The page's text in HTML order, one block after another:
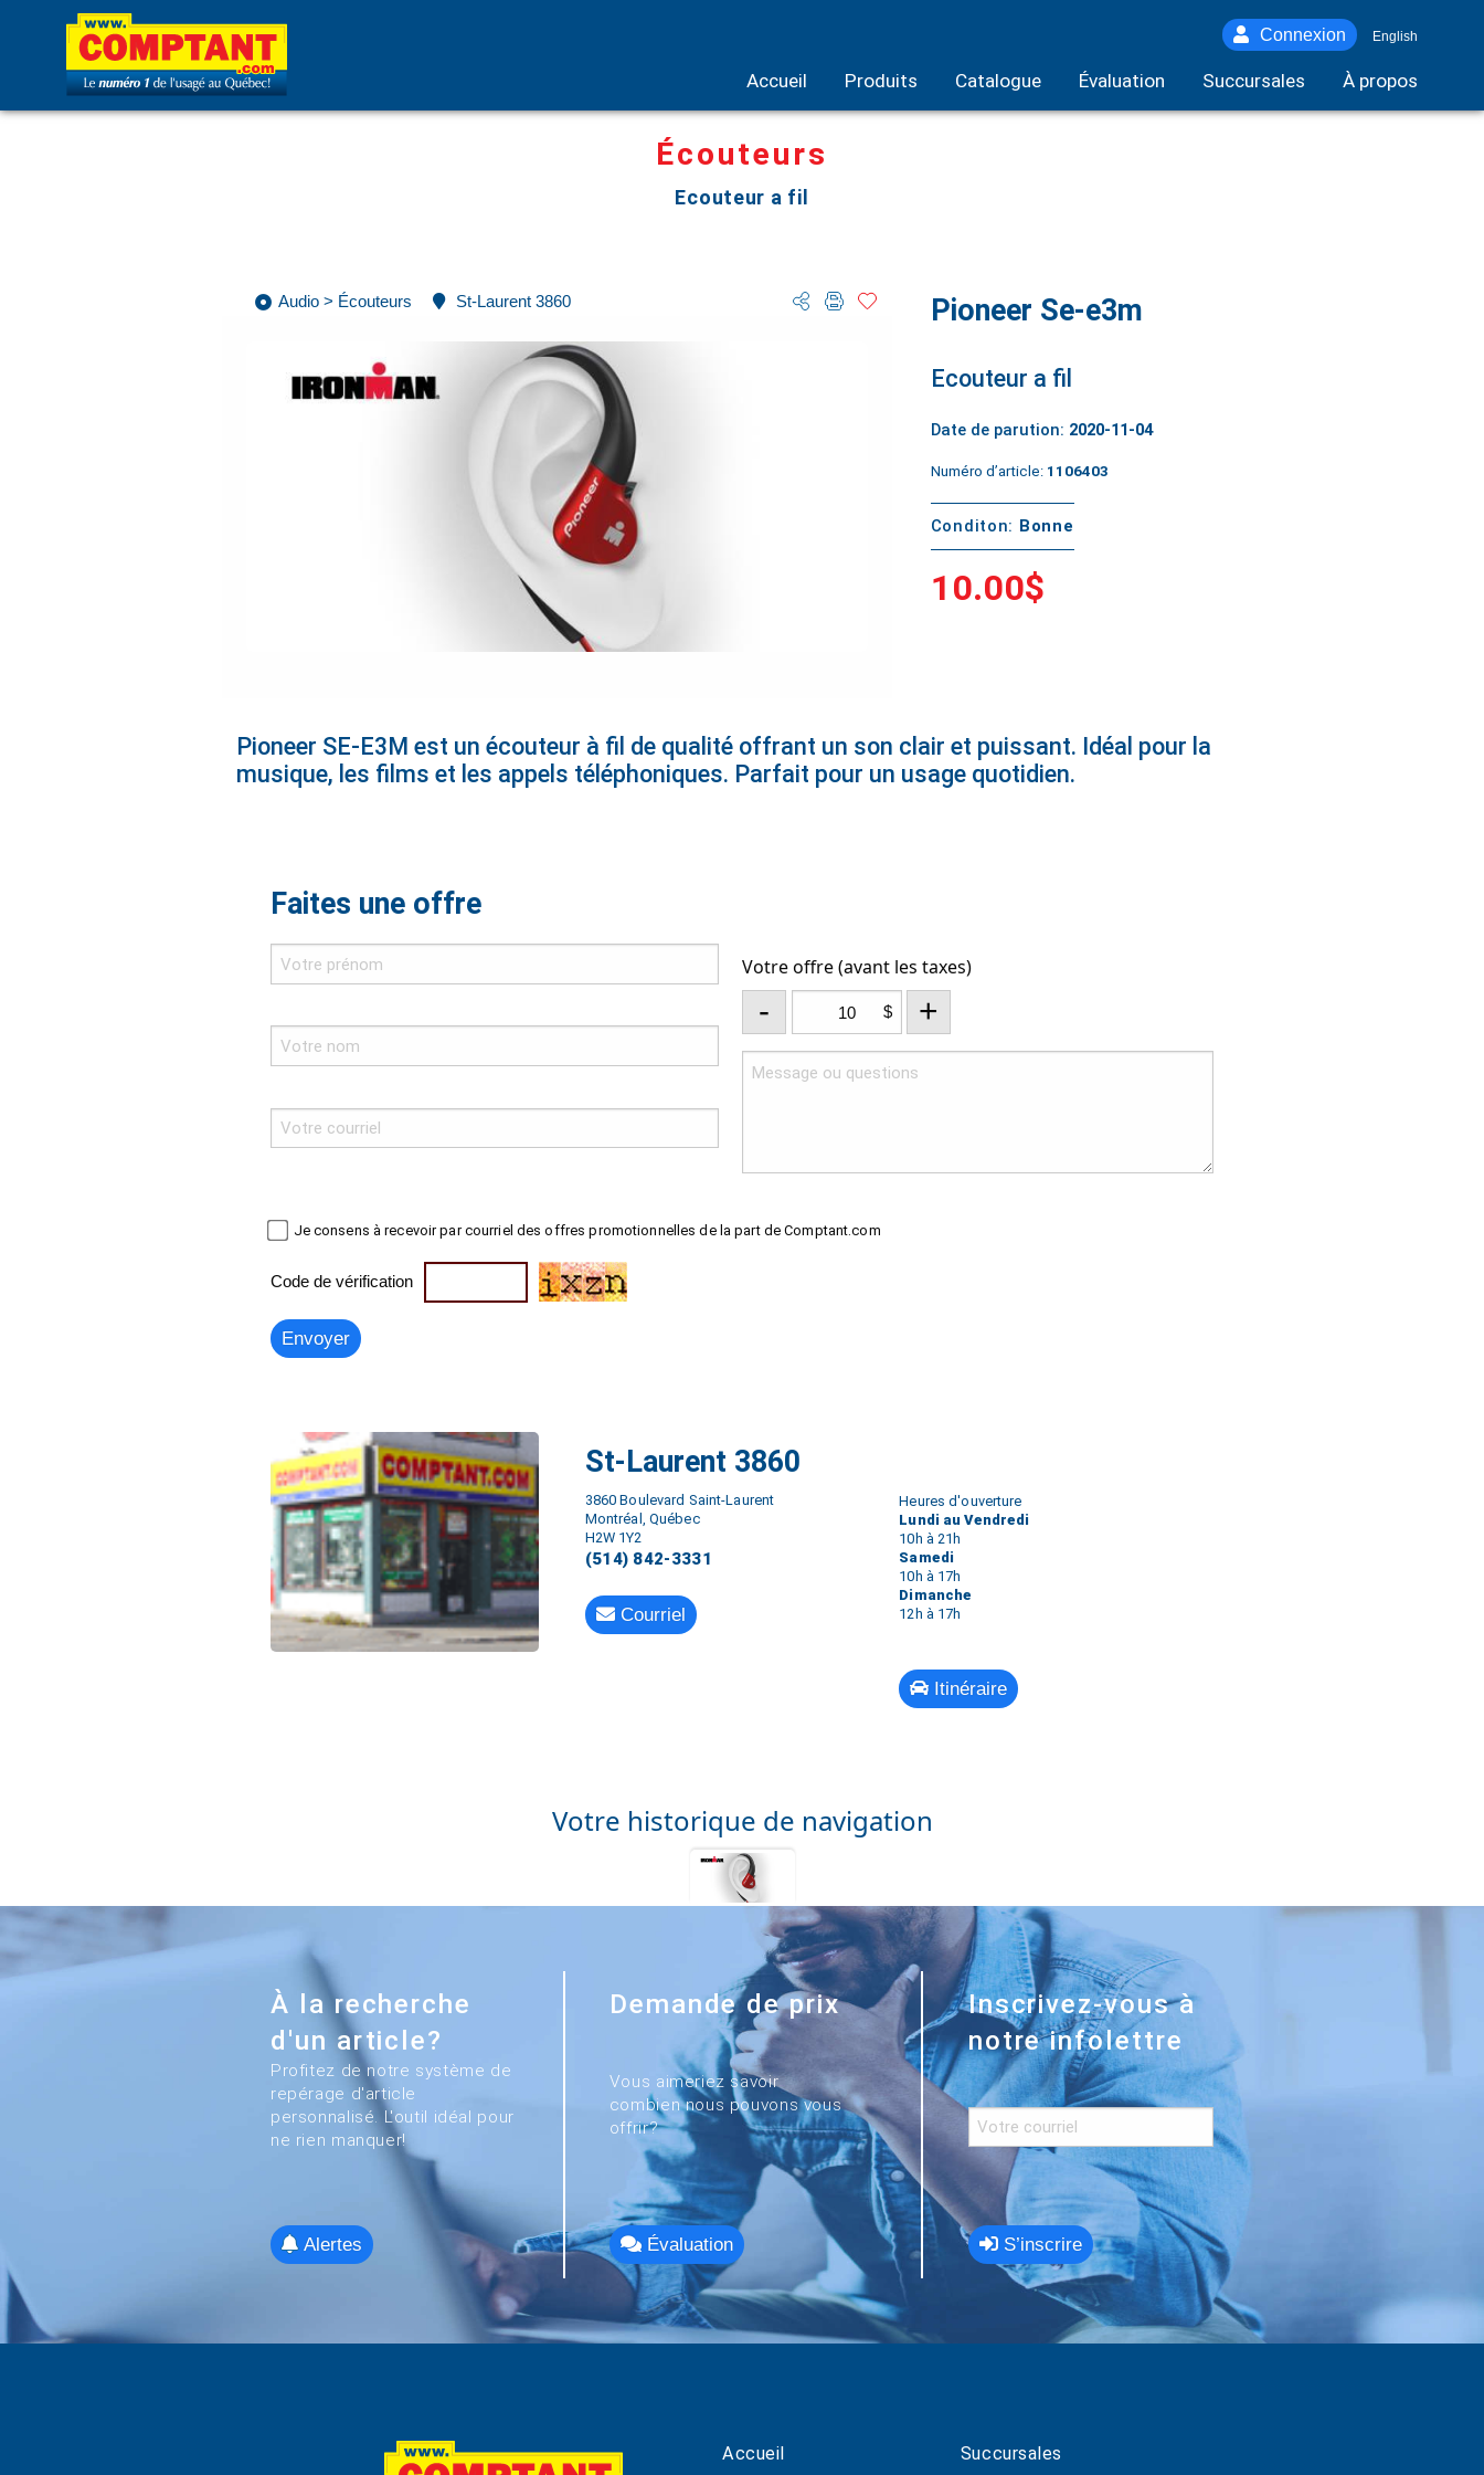
Connexion English
Accueil Produits Catalogue Évaluation Succursales À propos
Écouteurs
Ecouteur a fil
Audio> Écouteurs St-Laurent 3860 Pioneer Se-e3m
Ecouteur a fil
Date de parution: 2020-11-04
Numéro d’article: 1106403
Conditon: Bonne
10.00$
Pioneer SE-E3M est un écouteur à fil de qualité offrant un son clair et puissant. Idéal pour la
musique, les films et les appels téléphoniques. Parfait pour un usage quotidien.
Faites une offre
Votre offre (avant les taxes)
- $ +
Je consens à recevoir par courriel des offres promotionnelles de la part de Comptant.com
Code de vérification
St-Laurent 3860
3860 Boulevard Saint-Laurent
Montréal, Québec
H2W 1Y2
(514) 842-3331
Courriel
Heures d'ouverture
Lundi au Vendredi
10h à 21h
Samedi
10h à 17h
Dimanche
12h à 17h
Itinéraire
Votre historique de navigation
À la recherche
d'un article?
Profitez de notre système de
repérage d'article
personnalisé. L'outil idéal pour
ne rien manquer!
Alertes
Demande de prix
Vous aimeriez savoir
combien nous pouvons vous
offrir?
Évaluation
Inscrivez-vous à
notre infolettre
S’inscrire
Accueil Succursales